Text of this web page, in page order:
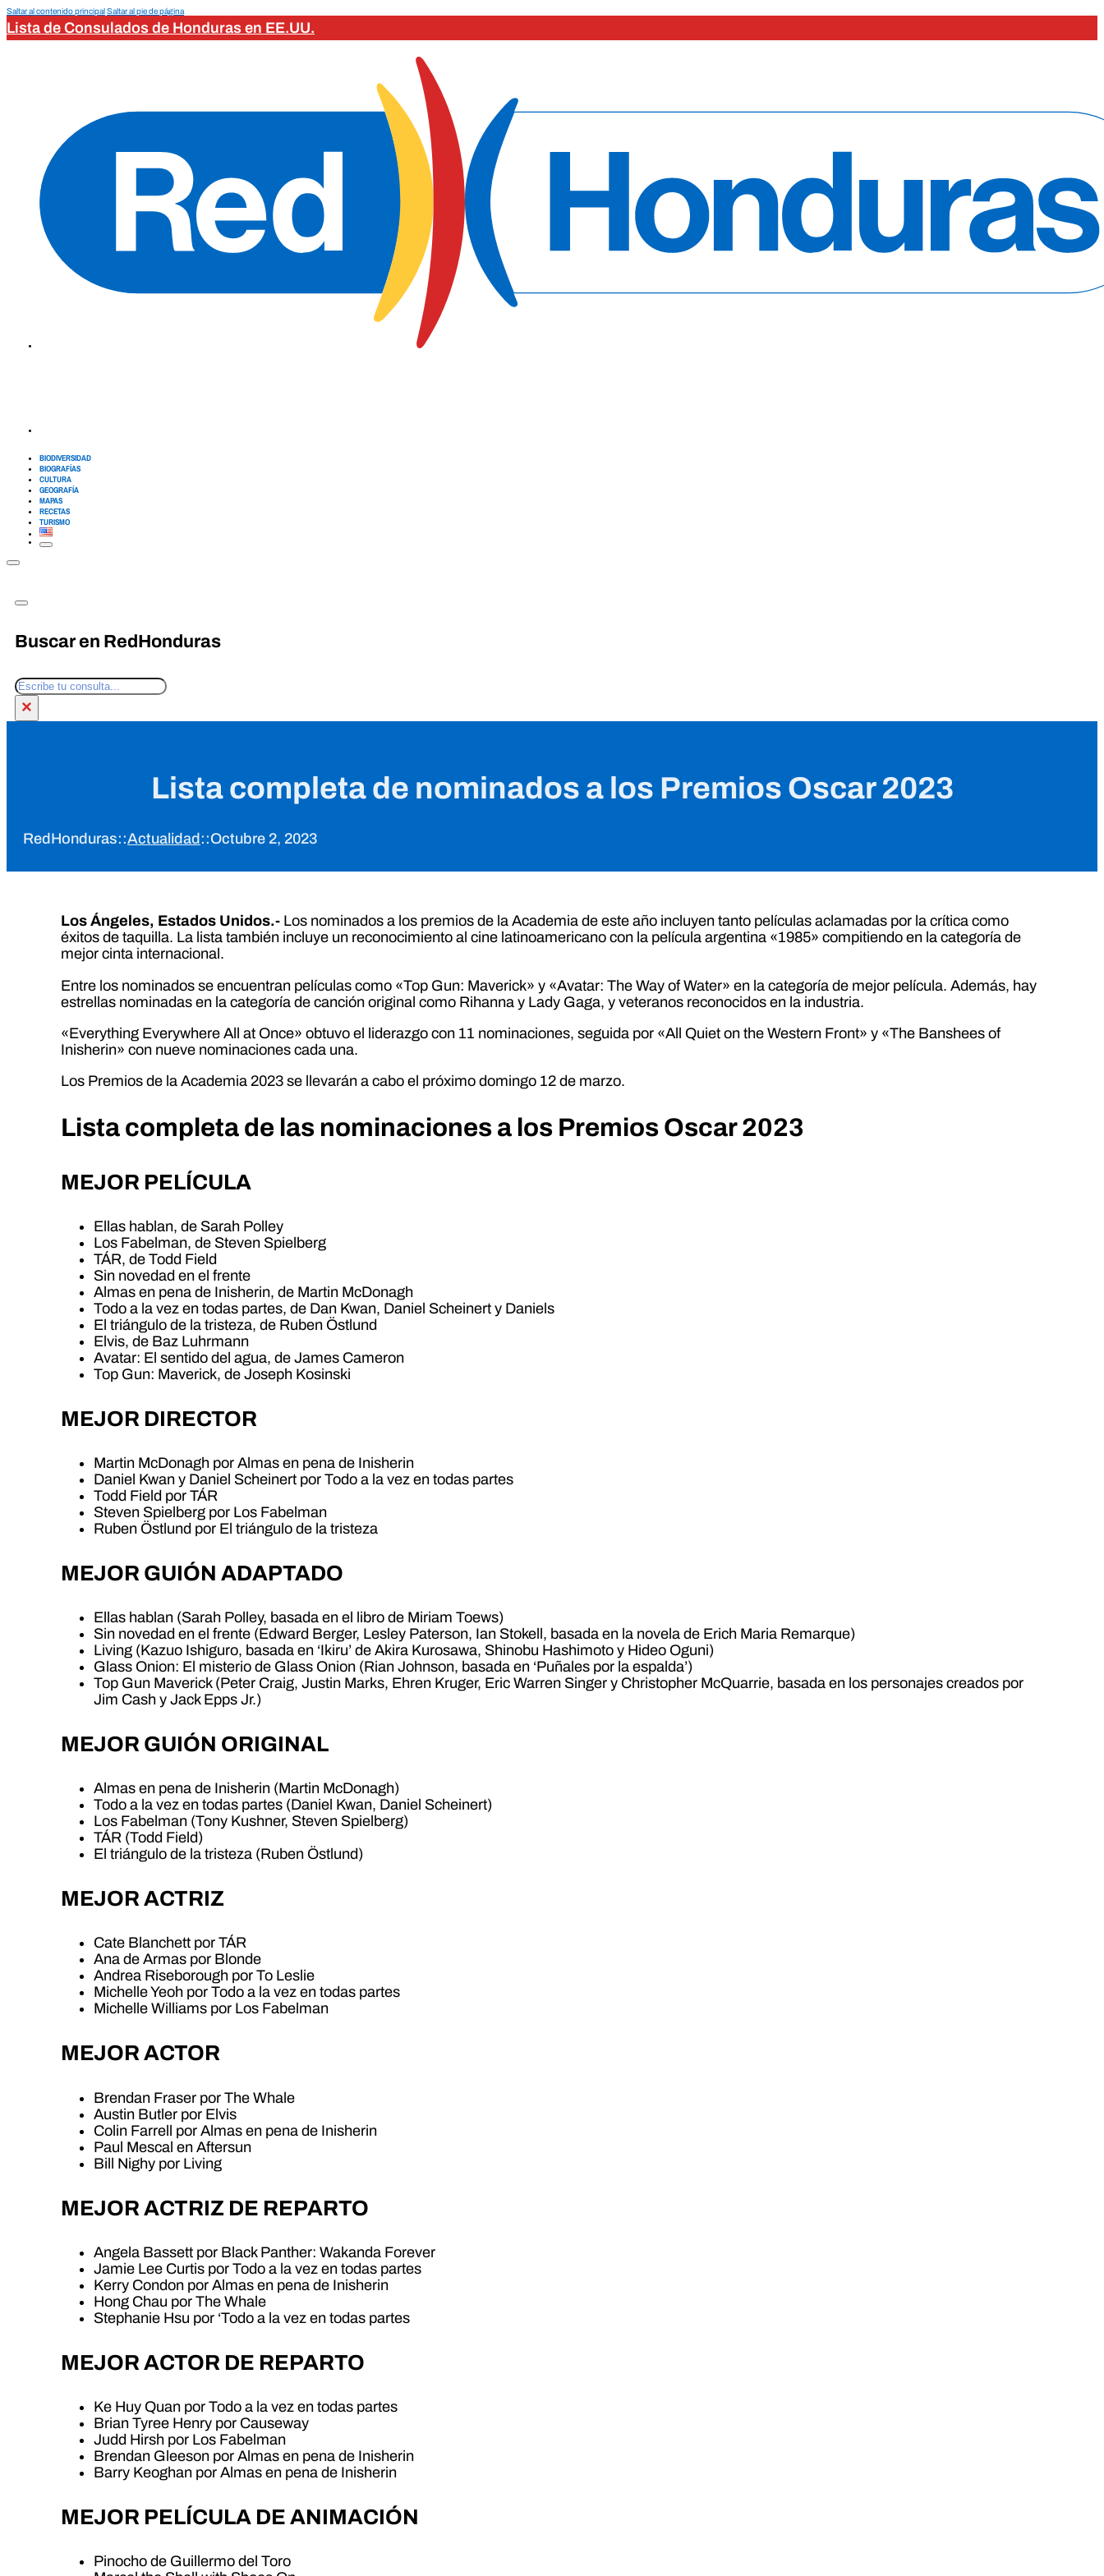
Saltar al contenido principalSaltar al pie de página
Lista de Consulados de Honduras en EE.UU.
BIODIVERSIDAD
BIOGRAFÍAS
CULTURA
GEOGRAFÍA
MAPAS
RECETAS
TURISMO
Buscar en RedHonduras
Buscar
×
Lista completa de nominados a los Premios Oscar 2023
RedHonduras::Actualidad ::Octubre 2, 2023
Los Ángeles, Estados Unidos.- Los nominados a los premios de la Academia de este año incluyen tanto películas aclamadas por la crítica como
éxitos de taquilla. La lista también incluye un reconocimiento al cine latinoamericano con la película argentina «1985» compitiendo en la categoría de
mejor cinta internacional.
Entre los nominados se encuentran películas como «Top Gun: Maverick» y «Avatar: The Way of Water» en la categoría de mejor película. Además, hay
estrellas nominadas en la categoría de canción original como Rihanna y Lady Gaga, y veteranos reconocidos en la industria.
«Everything Everywhere All at Once» obtuvo el liderazgo con 11 nominaciones, seguida por «All Quiet on the Western Front» y «The Banshees of
Inisherin» con nueve nominaciones cada una.
Los Premios de la Academia 2023 se llevarán a cabo el próximo domingo 12 de marzo.
Lista completa de las nominaciones a los Premios Oscar 2023
MEJOR PELÍCULA
Ellas hablan, de Sarah Polley
Los Fabelman, de Steven Spielberg
TÁR, de Todd Field
Sin novedad en el frente
Almas en pena de Inisherin, de Martin McDonagh
Todo a la vez en todas partes, de Dan Kwan, Daniel Scheinert y Daniels
El triángulo de la tristeza, de Ruben Östlund
Elvis, de Baz Luhrmann
Avatar: El sentido del agua, de James Cameron
Top Gun: Maverick, de Joseph Kosinski
MEJOR DIRECTOR
Martin McDonagh por Almas en pena de Inisherin
Daniel Kwan y Daniel Scheinert por Todo a la vez en todas partes
Todd Field por TÁR
Steven Spielberg por Los Fabelman
Ruben Östlund por El triángulo de la tristeza
MEJOR GUIÓN ADAPTADO
Ellas hablan (Sarah Polley, basada en el libro de Miriam Toews)
Sin novedad en el frente (Edward Berger, Lesley Paterson, Ian Stokell, basada en la novela de Erich Maria Remarque)
Living (Kazuo Ishiguro, basada en ‘Ikiru’ de Akira Kurosawa, Shinobu Hashimoto y Hideo Oguni)
Glass Onion: El misterio de Glass Onion (Rian Johnson, basada en ‘Puñales por la espalda’)
Top Gun Maverick (Peter Craig, Justin Marks, Ehren Kruger, Eric Warren Singer y Christopher McQuarrie, basada en los personajes creados por
Jim Cash y Jack Epps Jr.)
MEJOR GUIÓN ORIGINAL
Almas en pena de Inisherin (Martin McDonagh)
Todo a la vez en todas partes (Daniel Kwan, Daniel Scheinert)
Los Fabelman (Tony Kushner, Steven Spielberg)
TÁR (Todd Field)
El triángulo de la tristeza (Ruben Östlund)
MEJOR ACTRIZ
Cate Blanchett por TÁR
Ana de Armas por Blonde
Andrea Riseborough por To Leslie
Michelle Yeoh por Todo a la vez en todas partes
Michelle Williams por Los Fabelman
MEJOR ACTOR
Brendan Fraser por The Whale
Austin Butler por Elvis
Colin Farrell por Almas en pena de Inisherin
Paul Mescal en Aftersun
Bill Nighy por Living
MEJOR ACTRIZ DE REPARTO
Angela Bassett por Black Panther: Wakanda Forever
Jamie Lee Curtis por Todo a la vez en todas partes
Kerry Condon por Almas en pena de Inisherin
Hong Chau por The Whale
Stephanie Hsu por ‘Todo a la vez en todas partes
MEJOR ACTOR DE REPARTO
Ke Huy Quan por Todo a la vez en todas partes
Brian Tyree Henry por Causeway
Judd Hirsh por Los Fabelman
Brendan Gleeson por Almas en pena de Inisherin
Barry Keoghan por Almas en pena de Inisherin
MEJOR PELÍCULA DE ANIMACIÓN
Pinocho de Guillermo del Toro